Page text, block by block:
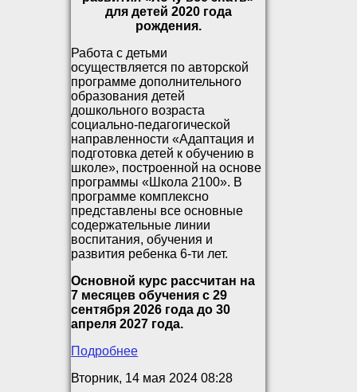
для детей 2020 года
рождения.
Работа с детьми
осуществляется по авторской
программе дополнительного
образования детей
дошкольного возраста
социально-педагогической
направленности «Адаптация и
подготовка детей к обучению в
школе», построенной на основе
программы «Школа 2100». В
программе комплексно
представлены все основные
содержательные линии
воспитания, обучения и
развития ребенка 6-ти лет.
Основной курс рассчитан на
7 месяцев обучения с 29
сентября 2026 года до 30
апреля 2027 года.
Подробнее
Вторник, 14 мая 2024 08:28